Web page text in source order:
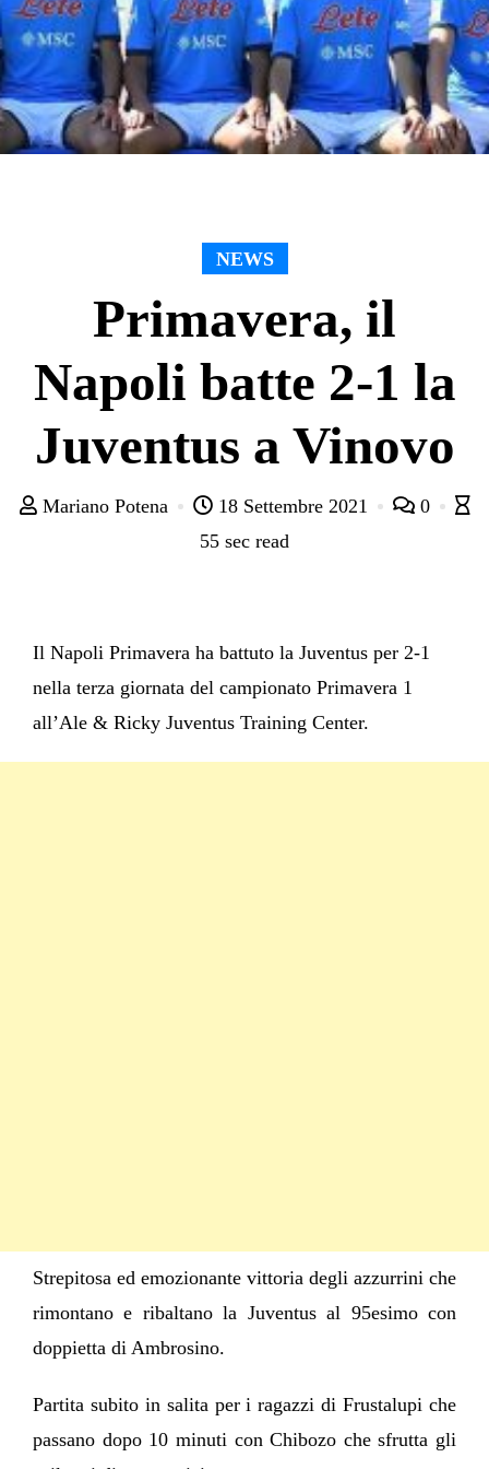
NEWS
Primavera, il
Napoli batte 2-1 la
Juventus a Vinovo
Mariano Potena 18 Settembre 2021
0
55 sec read
Il Napoli Primavera ha battuto la Juventus per 2-1
nella terza giornata del campionato Primavera 1
all’Ale & Ricky Juventus Training Center.
Strepitosa ed emozionante vittoria degli azzurrini che
rimontano e ribaltano la Juventus al 95esimo con
doppietta di Ambrosino.
Partita subito in salita per i ragazzi di Frustalupi che
passano dopo 10 minuti con Chibozo che sfrutta gli